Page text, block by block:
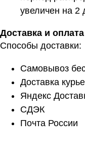
увеличен на 2
Доставка и оплата
Способы доставки:
Самовывоз
Доставка
Яндекс
СДЭК
Почта России